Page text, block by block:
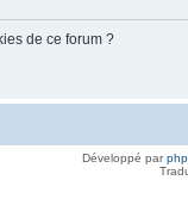
de ce forum ?
Développé par